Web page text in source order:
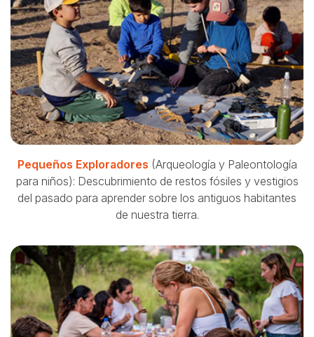
Pequeños Exploradores (Arqueología y Paleontología
para niños): Descubrimiento de restos fósiles y vestigios
del pasado para aprender sobre los antiguos habitantes
de nuestra tierra.